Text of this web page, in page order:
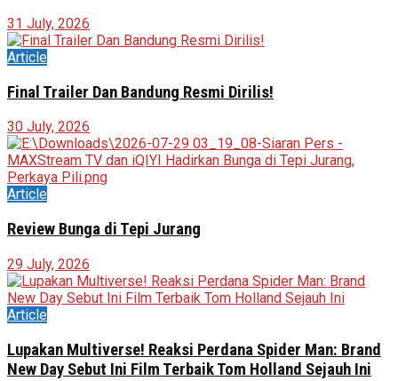
31 July, 2026
Article
Final Trailer Dan Bandung Resmi Dirilis!
30 July, 2026
Article
Review Bunga di Tepi Jurang
29 July, 2026
Article
Lupakan Multiverse! Reaksi Perdana Spider Man: Brand
New Day Sebut Ini Film Terbaik Tom Holland Sejauh Ini